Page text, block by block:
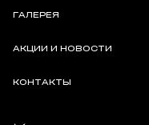
ГАЛЕРЕЯ
АКЦИИ И НОВОСТИ
КОНТАКТЫ